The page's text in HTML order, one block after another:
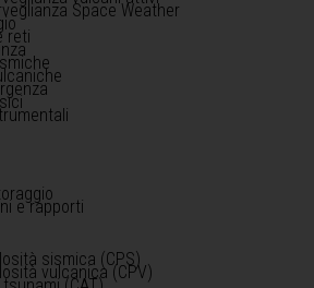
Space Weather
reti
e rapporti
sismica (CPS)
vulcanica (CPV)